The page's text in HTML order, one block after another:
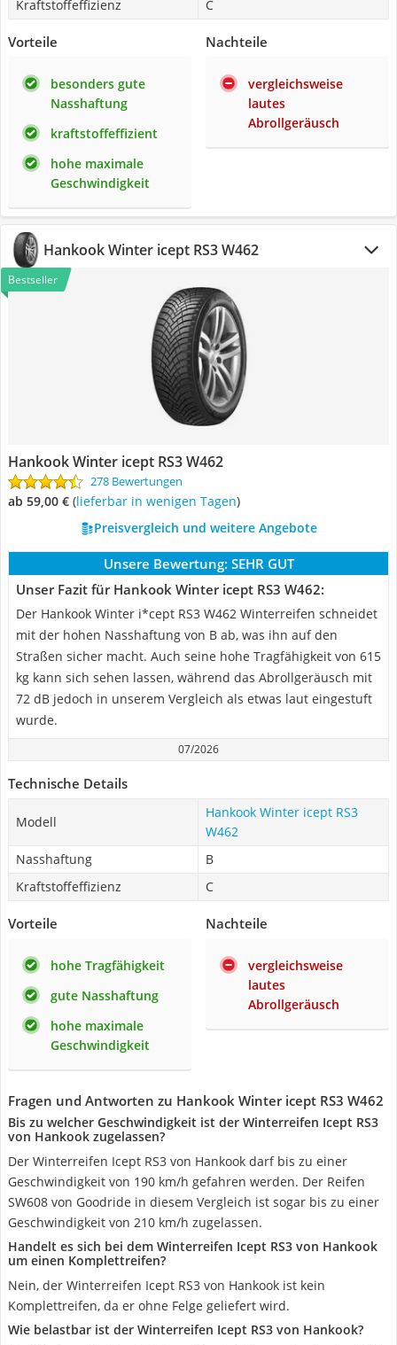
Kraftstoffeffizienz
C
Vorteile
besonders gute
Nasshaftung
kraftstoffeffizient
hohe maximale
Geschwindigkeit
Nachteile
vergleichsweise
lautes
Abrollgeräusch
Hankook Winter icept RS3 W462
Bestseller
Hankook Winter icept RS3 W462
278 Bewertungen
ab 59,00 € ( Lieferbar in wenigen Tagen)
Preisvergleich und weitere Angebote
Unsere Bewertung: SEHR GUT
Unser Fazit für Hankook Winter icept RS3 W462:
Der Hankook Winter i*cept RS3 W462 Winterreifen schneidet
mit der hohen Nasshaftung von B ab, was ihn auf den
Straßen sicher macht. Auch seine hohe Tragfähigkeit von 615
kg kann sich sehen lassen, während das Abrollgeräusch mit
72 dB jedoch in unserem Vergleich als etwas laut eingestuft
wurde.
07/2026
Technische Details
Modell
Hankook Winter icept RS3
W462
Nasshaftung
B
Kraftstoffeffizienz
C
Vorteile
hohe Tragfähigkeit
gute Nasshaftung
hohe maximale
Geschwindigkeit
Nachteile
vergleichsweise
lautes
Abrollgeräusch
Fragen und Antworten zu Hankook Winter icept RS3 W462
Bis zu welcher Geschwindigkeit ist der Winterreifen Icept RS3
von Hankook zugelassen?
Der Winterreifen Icept RS3 von Hankook darf bis zu einer
Geschwindigkeit von 190 km/h gefahren werden. Der Reifen
SW608 von Goodride in diesem Vergleich ist sogar bis zu einer
Geschwindigkeit von 210 km/h zugelassen.
Handelt es sich bei dem Winterreifen Icept RS3 von Hankook
um einen Komplettreifen?
Nein, der Winterreifen Icept RS3 von Hankook ist kein
Komplettreifen, da er ohne Felge geliefert wird.
Wie belastbar ist der Winterreifen Icept RS3 von Hankook?